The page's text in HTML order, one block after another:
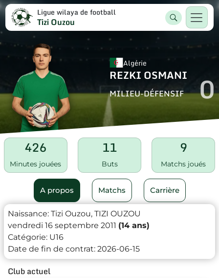
Ligue wilaya de football
Tizi Ouzou
Algérie
REZKI OSMANI
MILIEU-DÉFENSIF 0
426
Minutes jouées
11
Buts
9
Matchs joués
A propos Matchs Carrière
Naissance: Tizi Ouzou, TIZI OUZOU
vendredi 16 septembre 2011 (14 ans)
Catégorie: U16
Date de fin de contrat: 2026-06-15
Club actuel